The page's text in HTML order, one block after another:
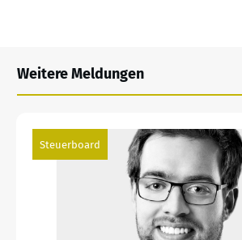
Weitere Meldungen
Steuerboard